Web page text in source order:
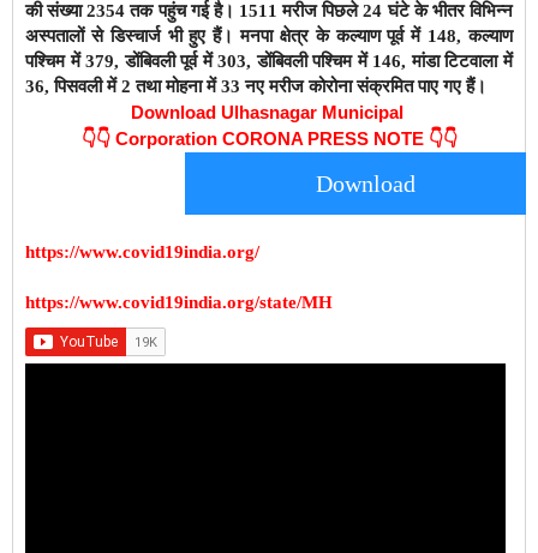
की संख्या 2354 तक पहुंच गई है। 1511 मरीज पिछले 24 घंटे के भीतर विभिन्न
अस्पतालों से डिस्चार्ज भी हुए हैं। मनपा क्षेत्र के कल्याण पूर्व में 148, कल्याण
पश्चिम में 379, डोंबिवली पूर्व में 303, डोंबिवली पश्चिम में 146, मांडा टिटवाला में
36, पिसवली में 2 तथा मोहना में 33 नए मरीज कोरोना संक्रमित पाए गए हैं।
Download Ulhasnagar Municipal
👇👇 Corporation CORONA PRESS NOTE 👇👇
Download
https://www.covid19india.org/
https://www.covid19india.org/state/MH